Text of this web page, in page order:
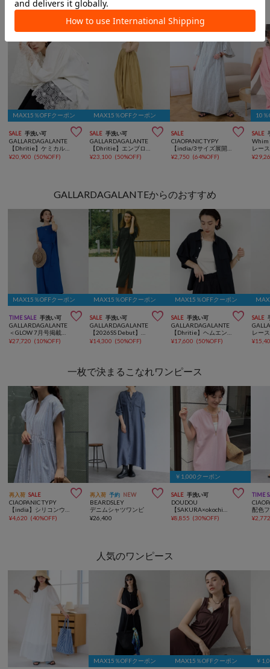
ワンピースからのおすすめ
MAX15％OFFクーポン
SALE 手洗い可 
GALLARDAGALANTE
¥20,900 (50%OFF)
MAX15％OFFクーポン
SALE 手洗い可 
GALLARDAGALANTE
¥23,100 (50%OFF)
SALE 
CIAOPANIC TYPY
¥2,750 (64%OFF)
10％
SALE
Whim
レー
¥
GALLARDAGALANTEからのおすすめ
MAX15％OFFクーポン
TIME SALE 手洗い可 
GALLARDAGALANTE
¥27,720 (10%OFF)
MAX15％OFFクーポン
SALE 手洗い可 
GALLARDAGALANTE
¥14,300 (50%OFF)
MAX15％OFFクーポン
SALE 手洗い可 
GALLARDAGALANTE
¥17,600 (50%OFF)
SALE
レー
¥
一枚で決まるこなれワンピース
再入荷 SALE 
CIAOPANIC TYPY
¥4,620 (40%OFF)
再入荷 予約 NEW 
BEARDSLEY
デニムシャツワンピ
¥26,400
￥1,000クーポン
SALE 手洗い可 
DOUDOU
¥8,855 (30%OFF)
TIME
¥
人気のワンピース
MAX15％OFFクーポン MAX15％OFFクーポン ￥